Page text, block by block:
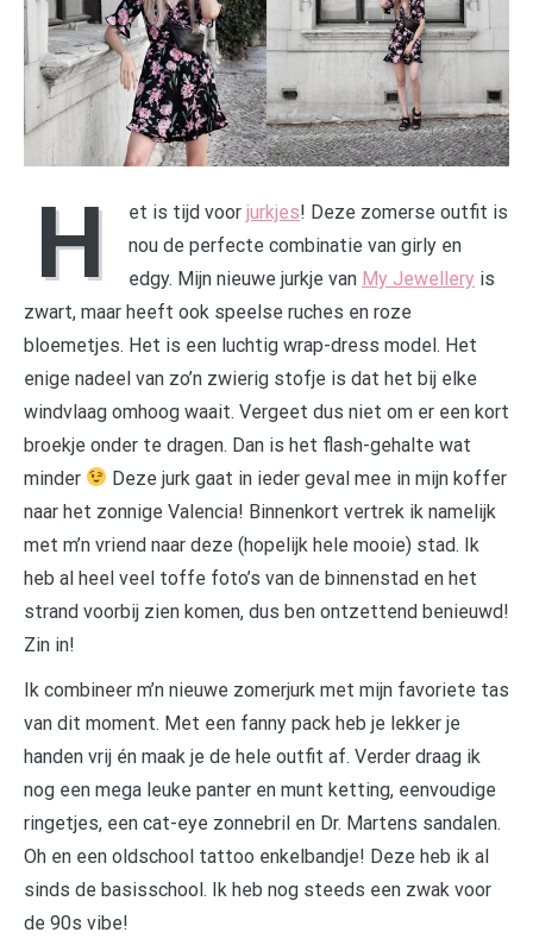
H et is tijd voor jurkjes! Deze zomerse outfit is
nou de perfecte combinatie van girly en
edgy. Mijn nieuwe jurkje van My Jewellery is
zwart, maar heeft ook speelse ruches en roze
bloemetjes. Het is een luchtig wrap-dress model. Het
enige nadeel van zo’n zwierig stofje is dat het bij elke
windvlaag omhoog waait. Vergeet dus niet om er een kort
broekje onder te dragen. Dan is het flash-gehalte wat
minder
Deze jurk gaat in ieder geval mee in mijn koffer
naar het zonnige Valencia! Binnenkort vertrek ik namelijk
met m’n vriend naar deze (hopelijk hele mooie) stad. Ik
heb al heel veel toffe foto’s van de binnenstad en het
strand voorbij zien komen, dus ben ontzettend benieuwd!
Zin in!
Ik combineer m’n nieuwe zomerjurk met mijn favoriete tas
van dit moment. Met een fanny pack heb je lekker je
handen vrij én maak je de hele outfit af. Verder draag ik
nog een mega leuke panter en munt ketting, eenvoudige
ringetjes, een cat-eye zonnebril en Dr. Martens sandalen.
Oh en een oldschool tattoo enkelbandje! Deze heb ik al
sinds de basisschool. Ik heb nog steeds een zwak voor
de 90s vibe!